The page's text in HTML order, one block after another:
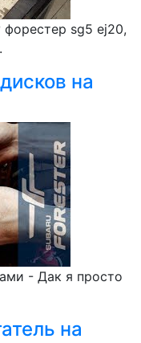
форестер sg5 ej20,
на
- Дак я просто
на